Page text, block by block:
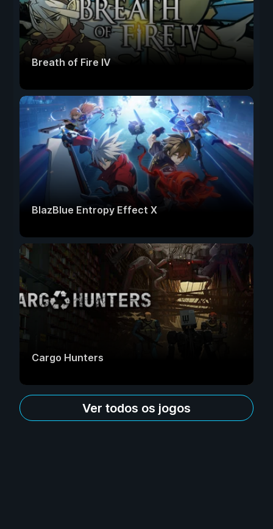
Breath of Fire IV
BlazBlue Entropy Effect X
Cargo Hunters
Ver todos os jogos